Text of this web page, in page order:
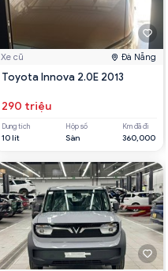
Xe cũ Đà Nẵng
Toyota Innova 2.0E 2013
290 triệu
Dung tích
10 lít
Hộp số
Sàn
Km đã đi
360,000